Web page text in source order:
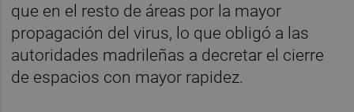
que en el resto de áreas por la mayor
propagación del virus, lo que obligó a las
autoridades madrileñas a decretar el cierre
de espacios con mayor rapidez.